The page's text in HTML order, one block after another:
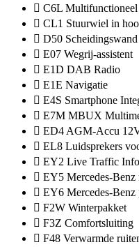
C6L
CL1 Stuurwiel in
D50
E07 Wegrij-assistent
E1D DAB Radio
E1E Navigatie
E4S Smartphone
E7M MBUX
ED4 AGM-Accu
EL8 Luidsprekers
EY2 Live Traffic
EY5 Mercedes-Benz
EY6 Mercedes-Benz
F2W Winterpakket
F3Z Comfortsluiting
F48 Verwarmde